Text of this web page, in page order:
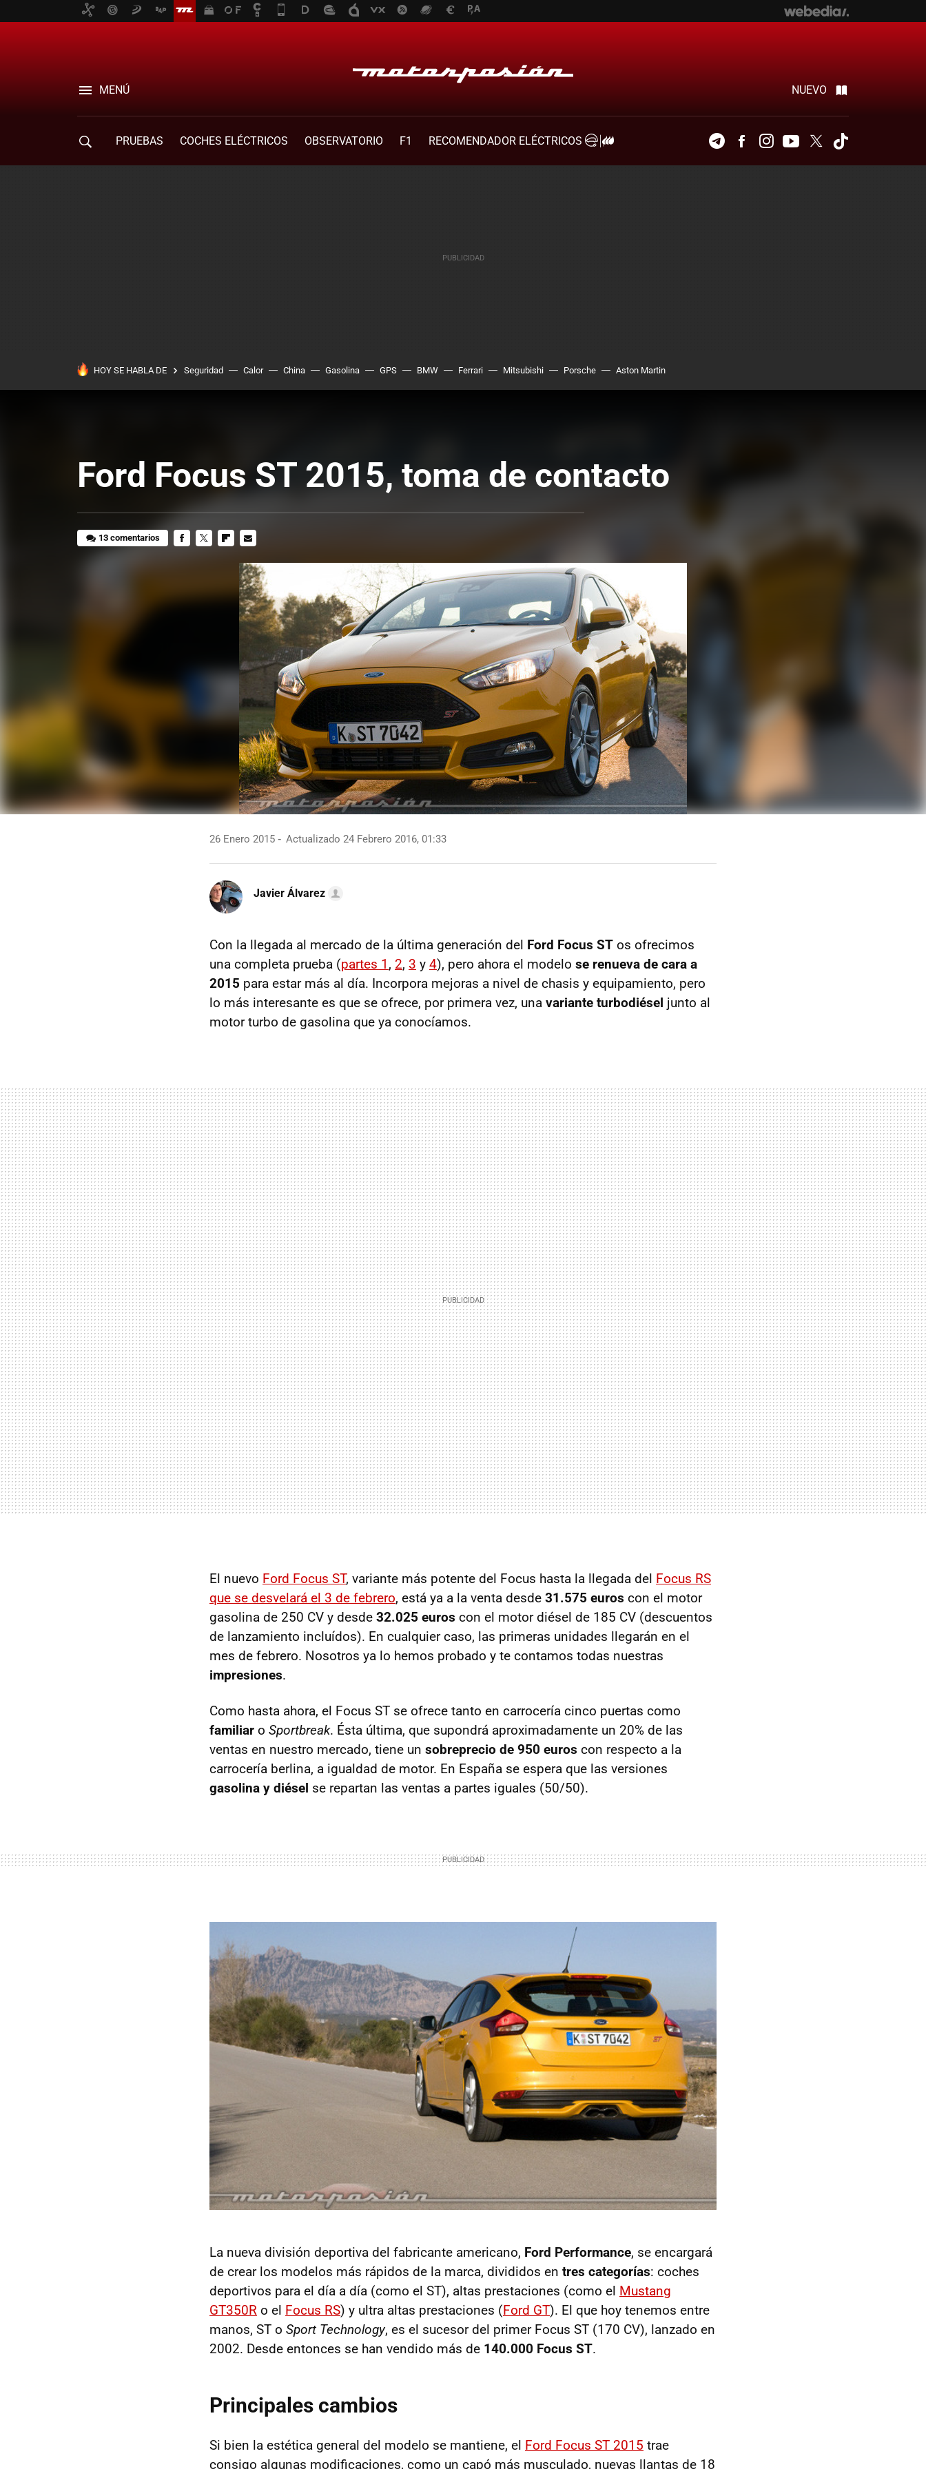
MENÚ NUEVO
PRUEBAS COCHES ELÉCTRICOS OBSERVATORIO F1
RECOMENDADOR ELÉCTRICOS
TelegramFacebookInstagramYoutubeTwitter
HOY SE HABLA DE Seguridad Calor China Gasolina GPS BMW Ferrari Mitsubishi Porsche Aston Martin
Ford Focus ST 2015, toma de contacto
13 comentarios
MAIL
26 Enero 2015 Actualizado 24 Febrero 2016, 01:33
Javier Álvarez
Con la llegada al mercado de la última generación del Ford Focus ST os ofrecimos
una completa prueba (partes 1 , 2, 3 y 4), pero ahora el modelo se renueva de cara a
2015 para estar más al día. Incorpora mejoras a nivel de chasis y equipamiento, pero
lo más interesante es que se ofrece, por primera vez, una variante turbodiésel junto al
motor turbo de gasolina que ya conocíamos.
El nuevo Ford Focus ST, variante más potente del Focus hasta la llegada del Focus RS
que se desvelará el 3 de febrero, está ya a la venta desde 31.575 euros con el motor
gasolina de 250 CV y desde 32.025 euros con el motor diésel de 185 CV (descuentos
de lanzamiento incluídos). En cualquier caso, las primeras unidades llegarán en el
mes de febrero. Nosotros ya lo hemos probado y te contamos todas nuestras
impresiones.
Como hasta ahora, el Focus ST se ofrece tanto en carrocería cinco puertas como
familiar o Sportbreak. Ésta última, que supondrá aproximadamente un 20% de las
ventas en nuestro mercado, tiene un sobreprecio de 950 euros con respecto a la
carrocería berlina, a igualdad de motor. En España se espera que las versiones
gasolina y diésel se repartan las ventas a partes iguales (50/50).
La nueva división deportiva del fabricante americano, Ford Performance, se encargará
de crear los modelos más rápidos de la marca, divididos en tres categorías: coches
deportivos para el día a día (como el ST), altas prestaciones (como el Mustang
GT350R o el Focus RS) y ultra altas prestaciones (Ford GT). El que hoy tenemos entre
manos, ST o Sport Technology, es el sucesor del primer Focus ST (170 CV), lanzado en
2002. Desde entonces se han vendido más de 140.000 Focus ST.
Principales cambios
Si bien la estética general del modelo se mantiene, el Ford Focus ST 2015 trae
consigo algunas modificaciones, como un capó más musculado, nuevas llantas de 18